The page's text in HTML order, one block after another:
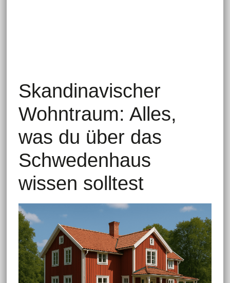
Skandinavischer
Wohntraum: Alles,
was du über das
Schwedenhaus
wissen solltest